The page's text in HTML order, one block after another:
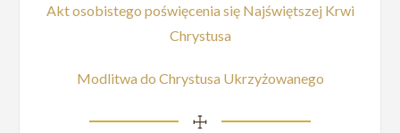
Akt osobistego poświęcenia się Najświętszej Krwi
Chrystusa
Modlitwa do Chrystusa Ukrzyżowanego
☩